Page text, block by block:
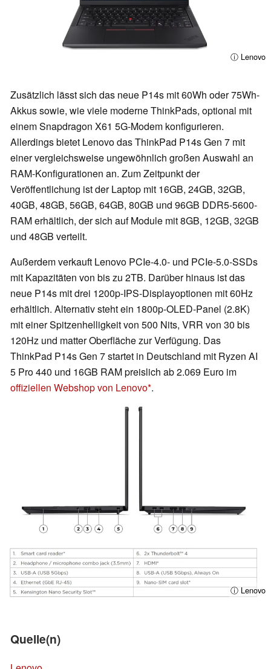
ⓘ Lenovo
Zusätzlich lässt sich das neue P14s mit 60Wh oder 75Wh-
Akkus sowie, wie viele moderne ThinkPads, optional mit
einem Snapdragon X61 5G-Modem konfigurieren.
Allerdings bietet Lenovo das ThinkPad P14s Gen 7 mit
einer vergleichsweise ungewöhnlich großen Auswahl an
RAM-Konfigurationen an. Zum Zeitpunkt der
Veröffentlichung ist der Laptop mit 16GB, 24GB, 32GB,
40GB, 48GB, 56GB, 64GB, 80GB und 96GB DDR5-5600-
RAM erhältlich, der sich auf Module mit 8GB, 12GB, 32GB
und 48GB verteilt.
Außerdem verkauft Lenovo PCIe-4.0- und PCIe-5.0-SSDs
mit Kapazitäten von bis zu 2TB. Darüber hinaus ist das
neue P14s mit drei 1200p-IPS-Displayoptionen mit 60Hz
erhältlich. Alternativ steht ein 1800p-OLED-Panel (2.8K)
mit einer Spitzenhelligkeit von 500 Nits, VRR von 30 bis
120Hz und matter Oberfläche zur Verfügung. Das
ThinkPad P14s Gen 7 startet in Deutschland mit Ryzen AI
5 Pro 440 und 16GB RAM preislich ab 2.069 Euro im
offiziellen Webshop von Lenovo .
ⓘ Lenovo
Quelle(n)